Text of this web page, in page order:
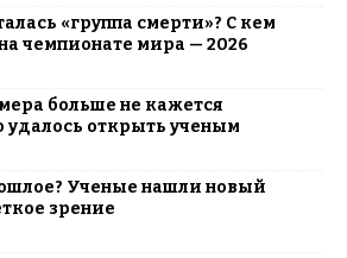
«группа смерти»? С кем
чемпионате мира — 2026
больше не кажется
удалось открыть ученым
Ученые нашли новый
зрение